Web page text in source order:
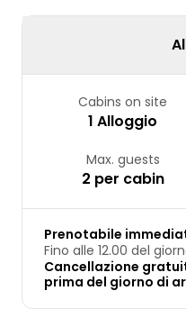
Cabins on site
1 Alloggio
Max. guests
2 per cabin
Prenotabile
Fino alle 12.00 del
Cancellazione
prima del giorno di